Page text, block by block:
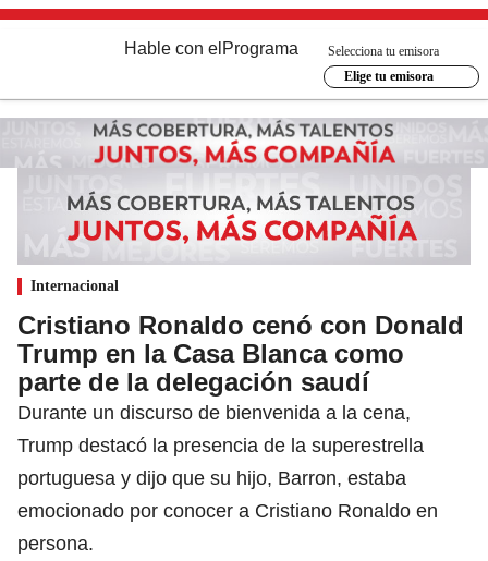
Hable con el Programa
Selecciona tu emisora
Elige tu emisora
Internacional
Cristiano Ronaldo cenó con Donald
Trump en la Casa Blanca como
parte de la delegación saudí
Durante un discurso de bienvenida a la cena,
Trump destacó la presencia de la superestrella
portuguesa y dijo que su hijo, Barron, estaba
emocionado por conocer a Cristiano Ronaldo en
persona.